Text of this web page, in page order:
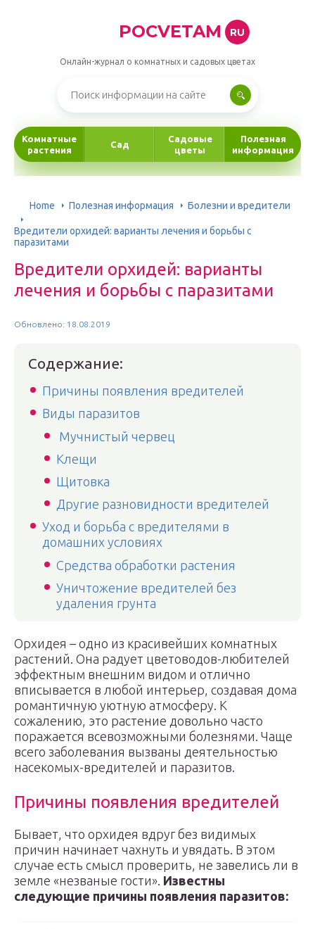
POCVETAM RU
Онлайн-журнал о комнатных и садовых цветах
Комнатные
растения
Сад
Садовые
цветы
Полезная
информация
Home Полезная информация Болезни и вредители
Вредители орхидей: варианты лечения и борьбы с
паразитами
Вредители орхидей: варианты
лечения и борьбы с паразитами
Обновлено: 18.08.2019
Содержание:
Причины появления вредителей
Виды паразитов
Мучнистый червец
Клещи
Щитовка
Другие разновидности вредителей
Уход и борьба с вредителями в
домашних условиях
Средства обработки растения
Уничтожение вредителей без
удаления грунта
Орхидея – одно из красивейших комнатных
растений. Она радует цветоводов-любителей
эффектным внешним видом и отлично
вписывается в любой интерьер, создавая дома
романтичную уютную атмосферу. К
сожалению, это растение довольно часто
поражается всевозможными болезнями. Чаще
всего заболевания вызваны деятельностью
насекомых-вредителей и паразитов.
Причины появления вредителей
Бывает, что орхидея вдруг без видимых
причин начинает чахнуть и увядать. В этом
случае есть смысл проверить, не завелись ли в
земле «незваные гости». Известны
следующие причины появления паразитов: